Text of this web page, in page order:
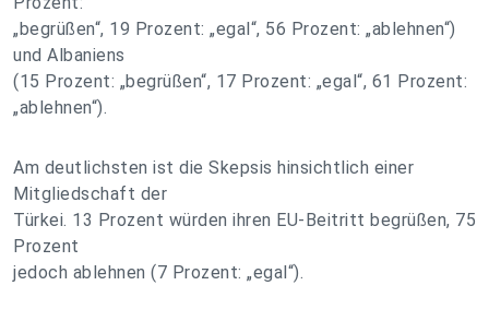
„begrüßen“, 19 Prozent: „egal“, 56 Prozent: „ablehnen“)
und Albaniens
(15 Prozent: „begrüßen“, 17 Prozent: „egal“, 61 Prozent:
„ablehnen“).
Am deutlichsten ist die Skepsis hinsichtlich einer
Mitgliedschaft der
Türkei. 13 Prozent würden ihren EU-Beitritt begrüßen, 75
Prozent
jedoch ablehnen (7 Prozent: „egal“).